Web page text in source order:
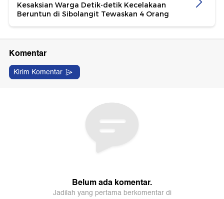
Kesaksian Warga Detik-detik Kecelakaan
Beruntun di Sibolangit Tewaskan 4 Orang